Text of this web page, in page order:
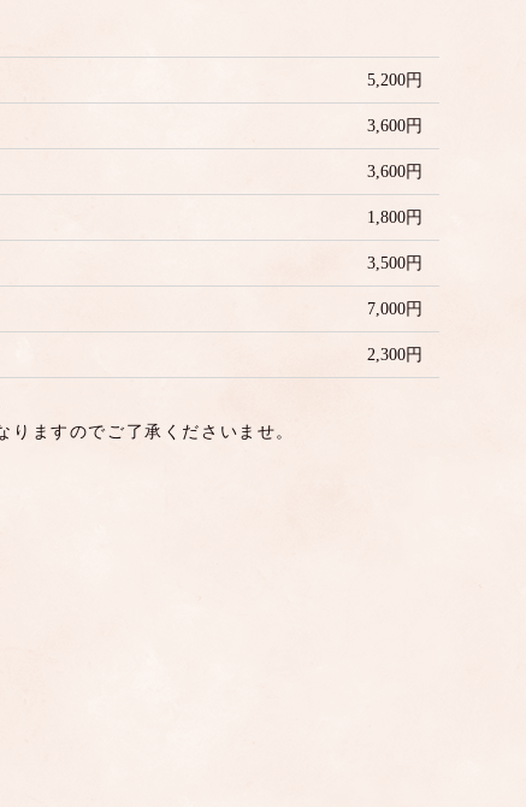
5,200円
3,600円
3,600円
1,800円
3,500円
7,000円
2,300円
ますのでご了承くださいませ。